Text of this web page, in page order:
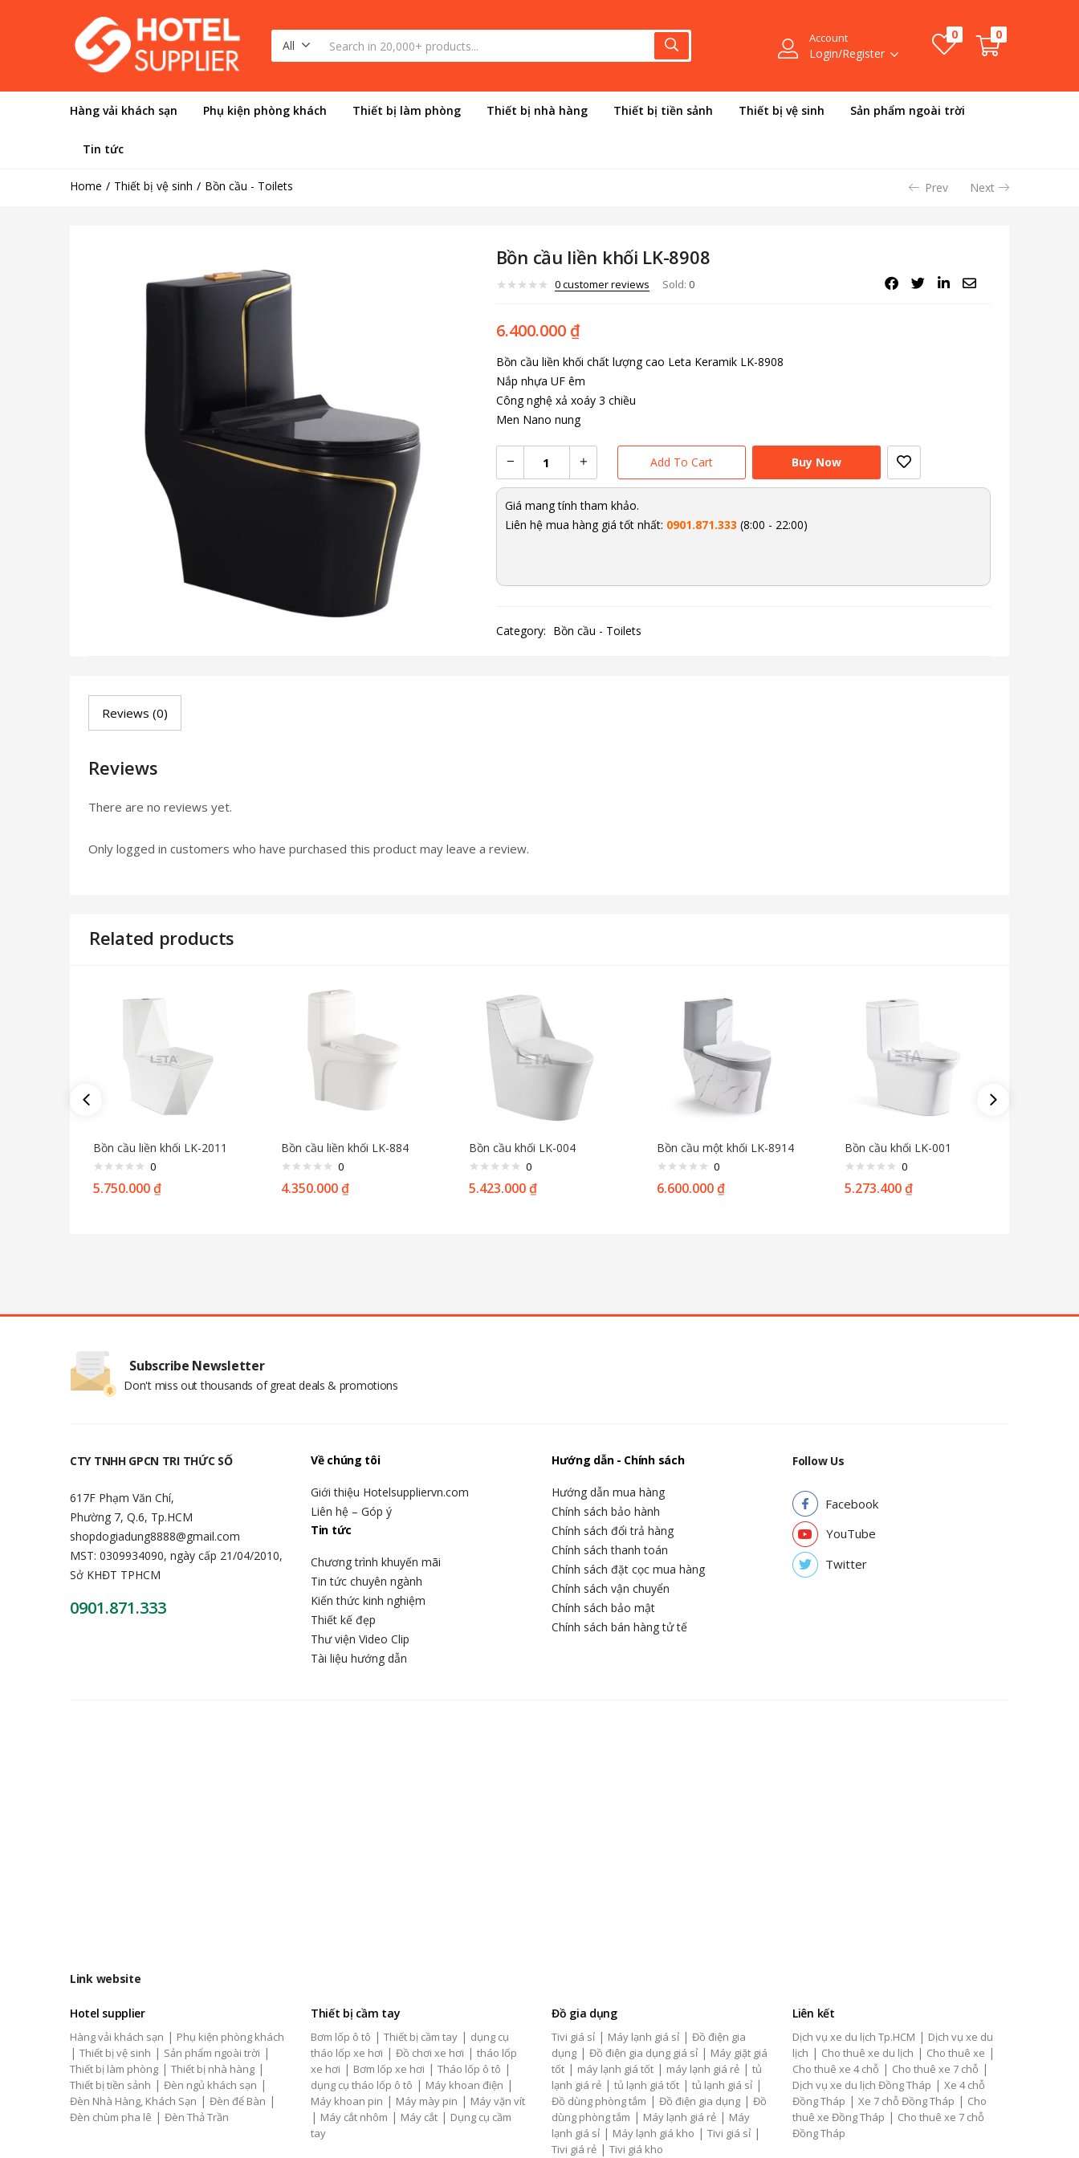
All
Account
Login/Register
0 0
Hàng vải khách sạn Phụ kiện phòng khách Thiết bị làm phòng Thiết bị nhà hàng Thiết bị tiền sảnh Thiết bị vệ sinh Sản phẩm ngoài trời
Tin tức
Home Thiết bị vệ sinh Bồn cầu - Toilets Prev Next
Bồn cầu liền khối LK-8908
0customer reviews Sold: 0
6.400.000 ₫
Bồn cầu liền khối chất lượng cao Leta Keramik LK-8908
Nắp nhựa UF êm
Công nghệ xả xoáy 3 chiều
Men Nano nung
Add To Cart Buy Now
Giá mang tính tham khảo.
Liên hệ mua hàng giá tốt nhất: 0901.871.333 (8:00 - 22:00)
Category: Bồn cầu - Toilets
Reviews (0)
Reviews
There are no reviews yet.
Only logged in customers who have purchased this product may leave a review.
Related products
Bồn cầu liền khối LK-2011
0
5.750.000₫
Bồn cầu liền khối LK-884
0
4.350.000₫
Bồn cầu khối LK-004
0
5.423.000₫
Bồn cầu một khối LK-8914
0
6.600.000₫
Bồn cầu khối LK-001
0
5.273.400₫
Subscribe Newsletter
Don't miss out thousands of great deals & promotions
CTY TNHH GPCN TRI THỨC SỐ
617F Phạm Văn Chí,
Phường 7, Q.6, Tp.HCM
shopdogiadung8888@gmail.com
MST: 0309934090, ngày cấp 21/04/2010,
Sở KHĐT TPHCM
0901.871.333
Về chúng tôi
Giới thiệu Hotelsuppliervn.com
Liên hệ – Góp ý
Tin tức
Chương trình khuyến mãi
Tin tức chuyên ngành
Kiến thức kinh nghiệm
Thiết kế đẹp
Thư viện Video Clip
Tài liệu hướng dẫn
Hướng dẫn - Chính sách
Hướng dẫn mua hàng
Chính sách bảo hành
Chính sách đổi trả hàng
Chính sách thanh toán
Chính sách đặt cọc mua hàng
Chính sách vận chuyển
Chính sách bảo mật
Chính sách bán hàng tử tế
Follow Us
Facebook
YouTube
Twitter
Link website
Hotel supplier
Hàng vải khách sạn | Phụ kiện phòng khách
| Thiết bị vệ sinh | Sản phẩm ngoài trời |
Thiết bị làm phòng | Thiết bị nhà hàng |
Thiết bị tiền sảnh | Đèn ngủ khách sạn |
Đèn Nhà Hàng, Khách Sạn | Đèn để Bàn |
Đèn chùm pha lê | Đèn Thả Trần
Thiết bị cầm tay
Bơm lốp ô tô | Thiết bị cầm tay | dụng cụ
tháo lốp xe hơi | Đồ chơi xe hơi | tháo lốp
xe hơi | Bơm lốp xe hơi | Tháo lốp ô tô |
dụng cụ tháo lốp ô tô | Máy khoan điện |
Máy khoan pin | Máy mày pin | Máy vặn vít
| Máy cắt nhôm | Máy cắt | Dụng cụ cầm
tay
Đồ gia dụng
Tivi giá sỉ | Máy lạnh giá sỉ | Đồ điện gia
dụng | Đồ điện gia dụng giá sỉ | Máy giặt giá
tốt | máy lạnh giá tốt | máy lạnh giá rẻ | tủ
lạnh giá rẻ | tủ lạnh giá tốt | tủ lạnh giá sỉ |
Đồ dùng phòng tắm | Đồ điện gia dụng | Đồ
dùng phòng tắm | Máy lạnh giá rẻ | Máy
lạnh giá sỉ | Máy lạnh giá kho | Tivi giá sỉ |
Tivi giá rẻ | Tivi giá kho
Liên kết
Dịch vụ xe du lịch Tp.HCM | Dịch vụ xe du
lịch | Cho thuê xe du lịch | Cho thuê xe |
Cho thuê xe 4 chỗ | Cho thuê xe 7 chỗ |
Dịch vụ xe du lịch Đồng Tháp | Xe 4 chỗ
Đồng Tháp | Xe 7 chỗ Đồng Tháp | Cho
thuê xe Đồng Tháp | Cho thuê xe 7 chỗ
Đồng Tháp